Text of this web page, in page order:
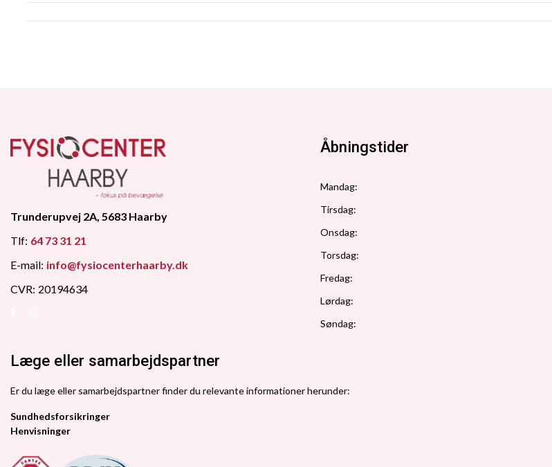
Trunderupvej 2A, 5683 Haarby
Tlf: 64 73 31 21
E-mail: info@fysiocenterhaarby.dk
CVR: 20194634
Læge eller samarbejdspartner
Er du læge eller samarbejdspartner finder du relevante informationer herunder:
Sundhedsforsikringer
Henvisninger
Åbningstider
Mandag:
Tirsdag:
Onsdag:
Torsdag:
Fredag:
Lørdag:
Søndag: